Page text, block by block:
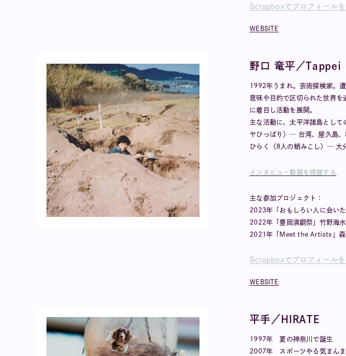
Scrapboxでプロフィールを
WEBSITE
野口 竜平／Tappei
1992年うまれ。芸術探検家。
意味や目的で区切られた世界
に着目し活動を展開。
主な活動に、太平洋諸島として
ヤひっぱり〉─ 台湾、屋久島、
ひらく〈8人の蛸みこし〉─ 大
インタビュー動画を視聴する
主な参加プロジェクト：
2023年「おもしろい人に会い
2022年「豊岡演劇祭」竹野海
2021年「Meet the Artists」森
Scrapboxでプロフィールを
WEBSITE
平手／HIRATE
1997年 夏の神奈川で誕生
2007年 スポーツやる気まん